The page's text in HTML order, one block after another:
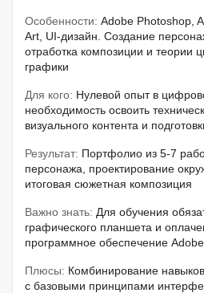
Особенности: Adobe Photoshop,
Art, UI-дизайн. Создание
отработка композиции и теории
графики
Для кого: Нулевой опыт в
необходимость освоить
визуального контента и
Результат: Портфолио из 5-7
персонажа, проектирование
итоговая сюжетная композиция
Важно знать: Для обучения
графического планшета и
программное обеспечение
Плюсы: Комбинирование
с базовыми принципами